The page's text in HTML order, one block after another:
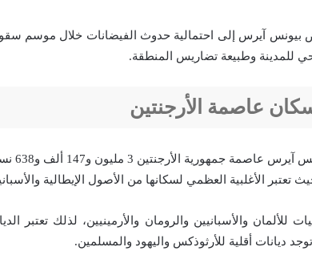
بيونس آيرس إلى احتمالية حدوث الفيضانات خلال موسم
للمدينة وطبيعة تضاريس المنطقة.
عاصمة الأرجنتين
يبلغ
تعتبر الأغلبية العظمي لسكانها من الأصول الإيطالية
للألمان والأسبانيين والرومان والأرمينيين، لذلك تعتبر
ديانات أقلية للأرثوذكس واليهود والمسلمين.